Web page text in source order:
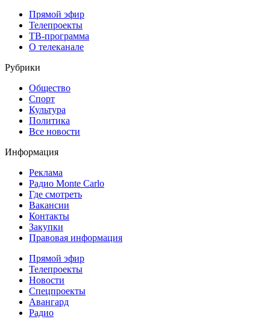
Прямой эфир
Телепроекты
ТВ-программа
О телеканале
Рубрики
Общество
Спорт
Культура
Политика
Все новости
Информация
Реклама
Радио Monte Carlo
Где смотреть
Вакансии
Контакты
Закупки
Правовая информация
Прямой эфир
Телепроекты
Новости
Спецпроекты
Авангард
Радио